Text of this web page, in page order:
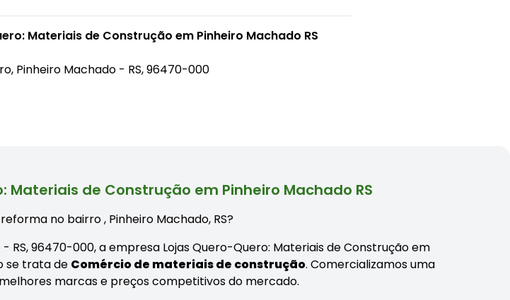
Materiais de Construção em Pinheiro Machado RS
Pinheiro Machado - RS, 96470-000
de Construção em Pinheiro Machado RS
no bairro, Pinheiro Machado, RS?
RS, 96470-000, a empresa Lojas Quero-Quero: Materiais de Construção em
se trata de Comércio de materiais de construção. Comercializamos uma
marcas e preços competitivos do mercado.